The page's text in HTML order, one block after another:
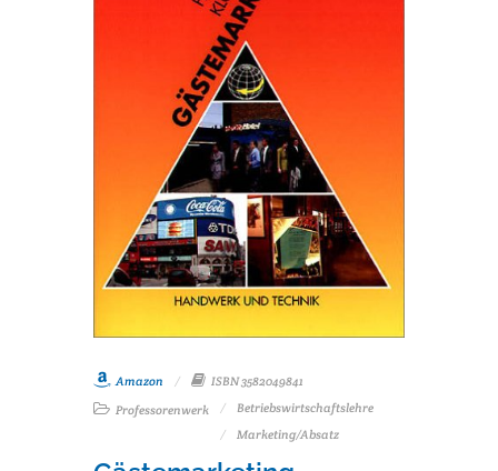
Amazon
ISBN 3582049841
Professorenwerk
Betriebswirtschaftslehre
Marketing/Absatz